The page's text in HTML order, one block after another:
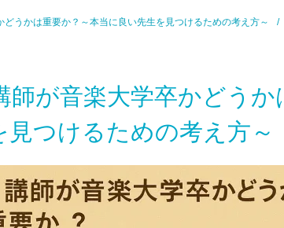
うかは重要か？～本当に良い先生を見つけるための考え方～
師が音楽大学卒かどうか
つけるための考え方～